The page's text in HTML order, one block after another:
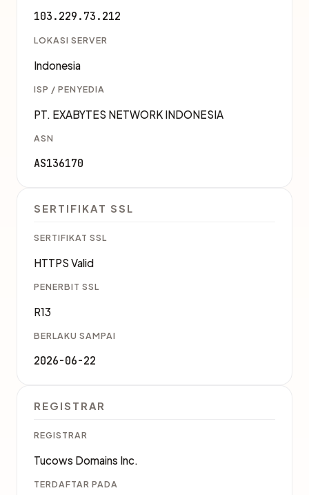
103.229.73.212
LOKASI SERVER
Indonesia
ISP / PENYEDIA
PT. EXABYTES NETWORK INDONESIA
ASN
AS136170
SERTIFIKAT SSL
SERTIFIKAT SSL
HTTPS Valid
PENERBIT SSL
R13
BERLAKU SAMPAI
2026-06-22
REGISTRAR
REGISTRAR
Tucows Domains Inc.
TERDAFTAR PADA